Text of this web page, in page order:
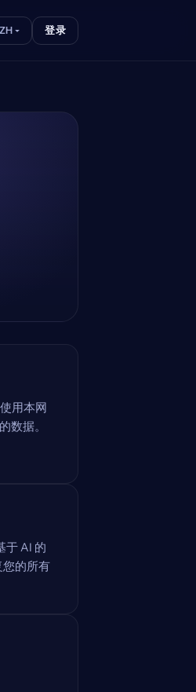
ZH 登录
用本网
数据。
于 AI 的
您的所有